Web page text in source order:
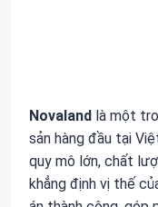
Novaland là một
sản hàng đầu tại
quy mô lớn, chất
khẳng định vị thế